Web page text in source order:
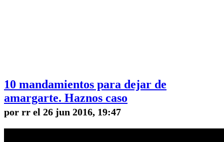
10 mandamientos para dejar de
amargarte. Haznos caso
por rr el 26 jun 2016, 19:47